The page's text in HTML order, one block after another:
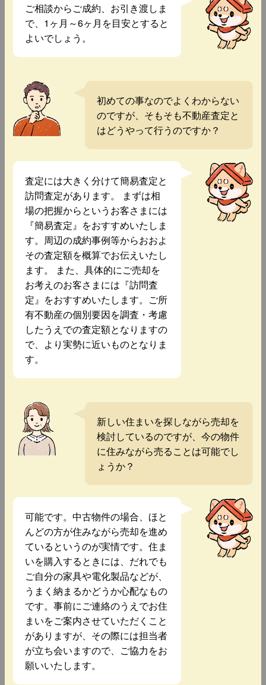
ご相談からご成約、お引き渡しま
で、1ヶ月～6ヶ月を目安とすると
よいでしょう。
初めての事なのでよくわからない
のですが、そもそも不動産査定と
はどうやって行うのですか？
査定には大きく分けて簡易査定と
訪問査定があります。 まずは相
場の把握からというお客さまには
『簡易査定』をおすすめいたしま
す。周辺の成約事例等からおおよ
その査定額を概算でお伝えいたし
ます。 また、具体的にご売却を
お考えのお客さまには『訪問査
定』をおすすめいたします。ご所
有不動産の個別要因を調査・考慮
したうえでの査定額となりますの
で、より実勢に近いものとなりま
す。
新しい住まいを探しながら売却を
検討しているのですが、今の物件
に住みながら売ることは可能でし
ょうか？
可能です。中古物件の場合、ほと
んどの方が住みながら売却を進め
ているというのが実情です。住ま
いを購入するときには、だれでも
ご自分の家具や電化製品などが、
うまく納まるかどうか心配なもの
です。事前にご連絡のうえでお住
まいをご案内させていただくこと
がありますが、その際には担当者
が立ち会いますので、ご協力をお
願いいたします。